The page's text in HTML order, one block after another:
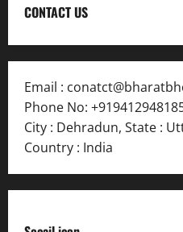
CONTACT US
Email :
Phone No:
City : Dehradun, State :
Country : India